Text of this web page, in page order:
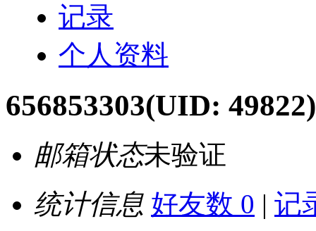
记录
个人资料
656853303(UID: 49822)
邮箱状态未验证
统计信息 好友数 0 | 记